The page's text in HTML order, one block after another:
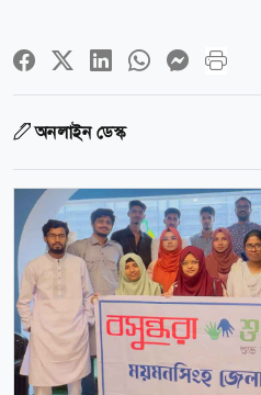
অনলাইন ডেস্ক